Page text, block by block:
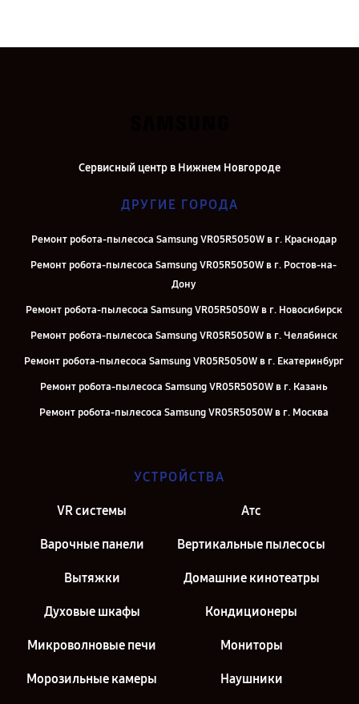
Сервисный центр в Нижнем Новгороде
ДРУГИЕ ГОРОДА
Ремонт робота-пылесоса Samsung VR05R5050W в г. Краснодар
Ремонт робота-пылесоса Samsung VR05R5050W в г. Ростов-на-
Дону
Ремонт робота-пылесоса Samsung VR05R5050W в г. Новосибирск
Ремонт робота-пылесоса Samsung VR05R5050W в г. Челябинск
Ремонт робота-пылесоса Samsung VR05R5050W в г. Екатеринбург
Ремонт робота-пылесоса Samsung VR05R5050W в г. Казань
Ремонт робота-пылесоса Samsung VR05R5050W в г. Москва
УСТРОЙСТВА
VR системы Атс
Варочные панели Вертикальные пылесосы
Вытяжки Домашние кинотеатры
Духовые шкафы Кондиционеры
Микроволновые печи Мониторы
Морозильные камеры Наушники